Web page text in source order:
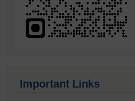
Important Links